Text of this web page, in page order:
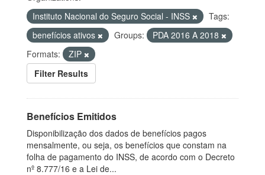
Instituto Nacional do Seguro Social - INSS
Tags:
benefícios ativos
Groups:
PDA 2016 A 2018
Formats:
ZIP
Filter Results
Benefícios Emitidos
Disponibilização dos dados de benefícios pagos
mensalmente, ou seja, os benefícios que constam na
folha de pagamento do INSS, de acordo com o Decreto
nº 8.777/16 e a Lei de...